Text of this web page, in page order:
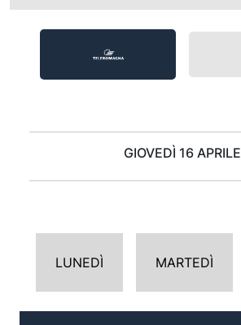
GIOVEDÌ 16 APRILE
LUNEDÌ MARTEDÌ